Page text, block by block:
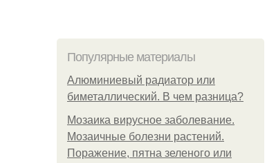
Популярные материалы
Алюминиевый радиатор или
биметаллический. В чем разница?
Мозаика вирусное заболевание.
Мозаичные болезни растений.
Поражение, пятна зеленого или